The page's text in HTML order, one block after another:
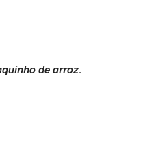
de arroz.